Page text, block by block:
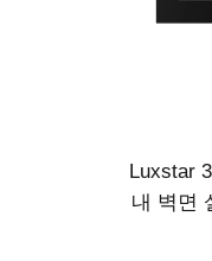
Luxstar
내 벽면